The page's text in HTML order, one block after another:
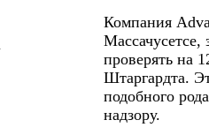
Компания
Массачусетсе,
проверять на
Штаргардта.
подобного
надзору.